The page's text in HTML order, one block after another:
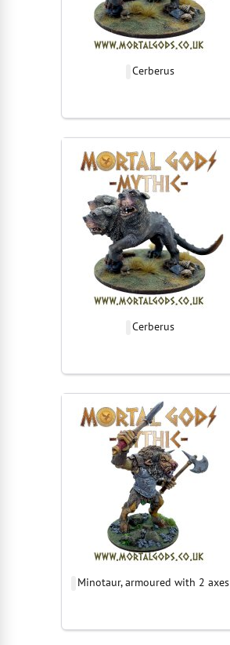
Cerberus
Cerberus
Minotaur, armoured with 2 axes